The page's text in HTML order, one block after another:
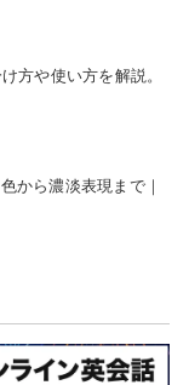
方や使い方を解説。
から濃淡表現まで｜